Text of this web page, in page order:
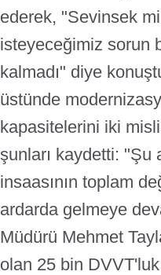
ederek, "Sevinsek
isteyeceğimiz sorun
kalmadı" diye
üstünde
kapasitelerini iki
şunları kaydetti: "Şu
insaasının toplam
ardarda gelmeye
Müdürü Mehmet
olan 25 bin